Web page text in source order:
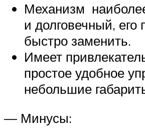
Механизм
и долговечный, его
быстро заменить.
Имеет
простое удобное
небольшие
— Минусы: